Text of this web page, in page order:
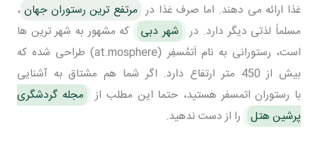
غذا ارائه می دهند. اما صرف غذا در مرتفع ترین رستوران جهان،
مسلماً لذتی دیگر دارد. در شهر دبی
که مشهور به شهر ترین ها
است، رستورانی به نام اَتمُسفِر (at.mosphere) طراحی شده که
بیش از 450 متر ارتفاع دارد. اگر شما هم مشتاق به آشنایی
با رستوران اتمسفر هستید، حتما این مطلب از
مجله گردشگری
پرشین هتل را از دست ندهید.